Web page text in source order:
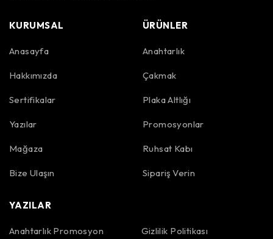
KURUMSAL
Anasayfa
Hakkımızda
Sertifikalar
Yazılar
Mağaza
Bize Ulaşın
ÜRÜNLER
Anahtarlık
Çakmak
Plaka Altlığı
Promosyonlar
Ruhsat Kabı
Sipariş Verin
YAZILAR
Anahtarlık Promosyon Gizlilik Politikası